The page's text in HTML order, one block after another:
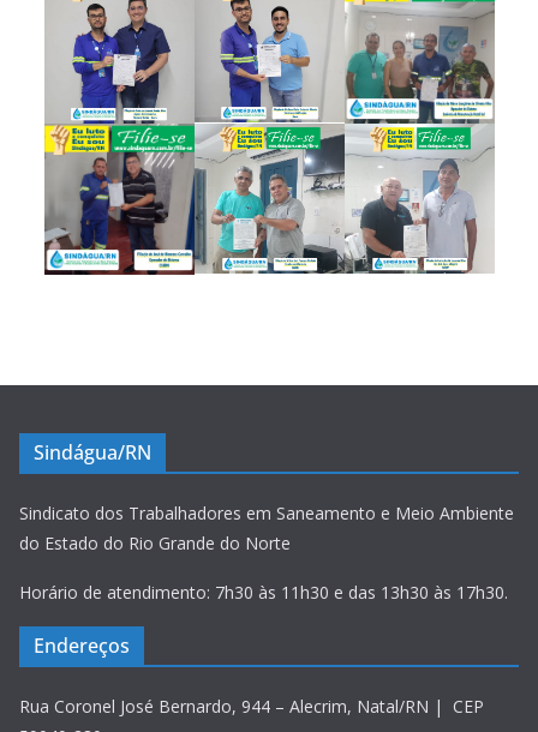
Sindágua/RN
Sindicato dos Trabalhadores em Saneamento e Meio Ambiente
do Estado do Rio Grande do Norte
Horário de atendimento: 7h30 às 11h30 e das 13h30 às 17h30.
Endereços
Rua Coronel José Bernardo, 944 – Alecrim, Natal/RN | CEP